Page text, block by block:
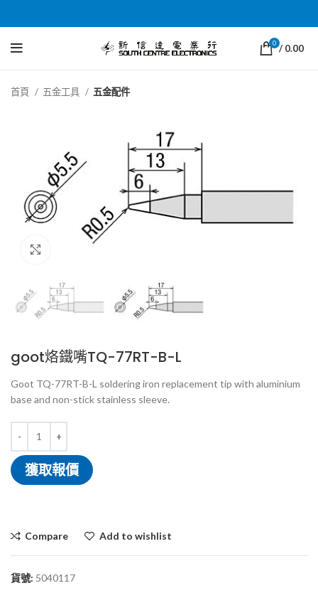
0 / 0.00
首頁 五金工具 五金配件
goot烙鐵嘴TQ-77RT-B-L
Goot TQ-77RT-B-L soldering iron replacement tip with aluminium
base and non-stick stainless sleeve.
獲取報價
Compare Add to wishlist
貨號: 5040117